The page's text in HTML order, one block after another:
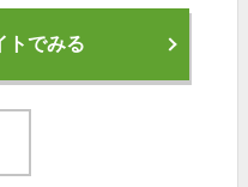
トでみる